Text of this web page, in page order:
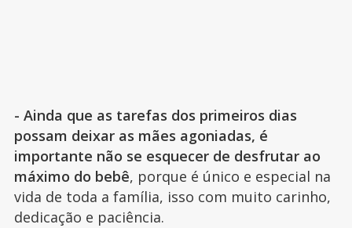
- Ainda que as tarefas dos primeiros dias
possam deixar as mães agoniadas, é
importante não se esquecer de desfrutar ao
máximo do bebê, porque é único e especial na
vida de toda a família, isso com muito carinho,
dedicação e paciência.